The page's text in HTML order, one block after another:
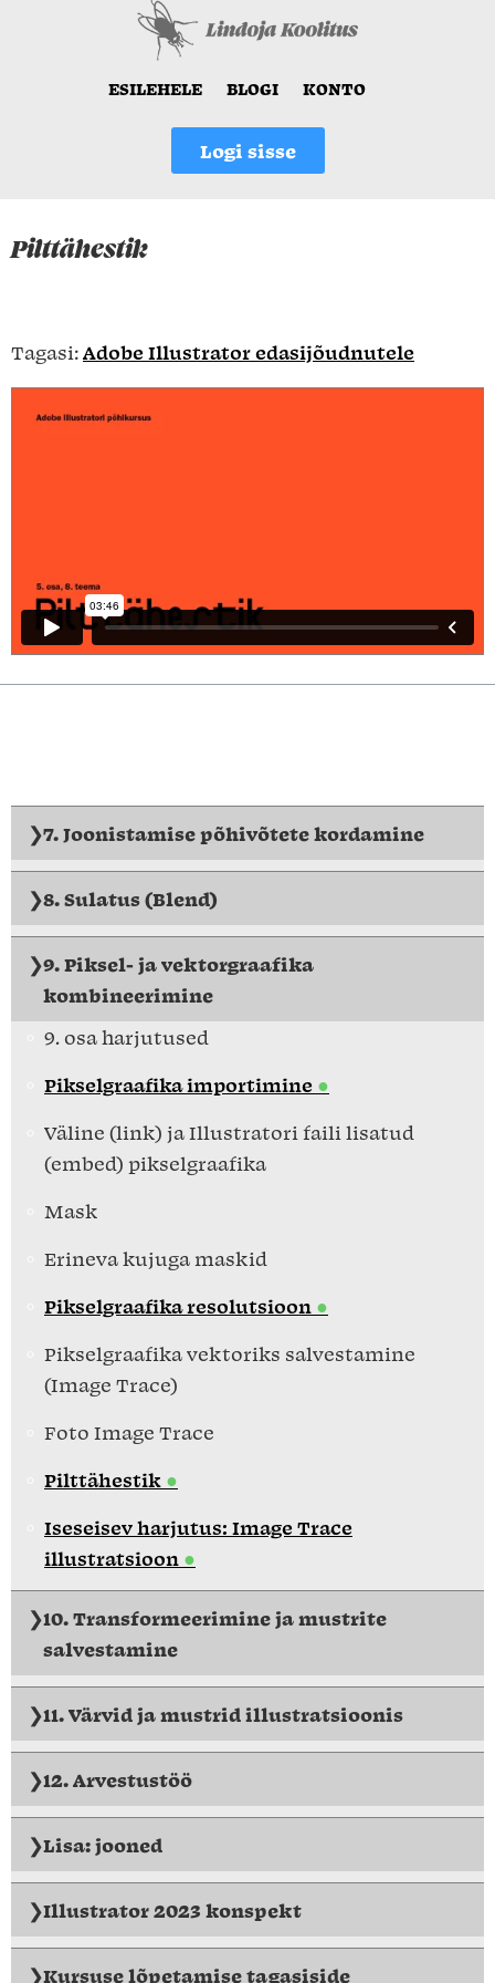
ESILEHELE BLOGI KONTO
Logi sisse
Pilttähestik
Tagasi:Adobe Illustrator edasijõudnutele
7. Joonistamise põhivõtete kordamine
8. Sulatus (Blend)
9. Piksel- ja vektorgraafika
kombineerimine
9. osa harjutused
Pikselgraafika importimine
Väline (link) ja Illustratori faili lisatud
(embed) pikselgraafika
Mask
Erineva kujuga maskid
Pikselgraafika resolutsioon
Pikselgraafika vektoriks salvestamine
(Image Trace)
Foto Image Trace
Pilttähestik
Iseseisev harjutus: Image Trace
illustratsioon
10. Transformeerimine ja mustrite
salvestamine
11. Värvid ja mustrid illustratsioonis
12. Arvestustöö
Lisa: jooned
Illustrator 2023 konspekt
Kursuse lõpetamise tagasiside